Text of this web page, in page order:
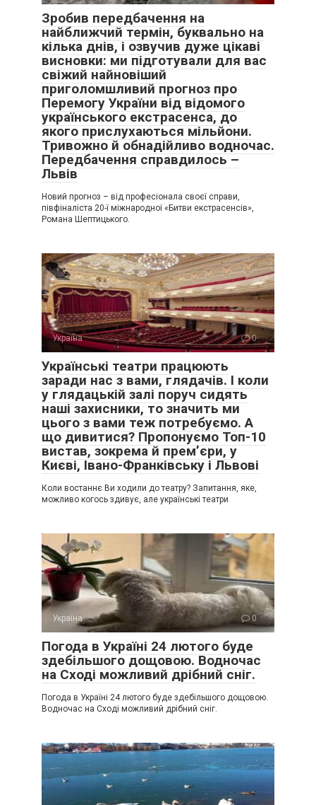
Зробив передбачення на
найближчий термін, буквально на
кілька днів, і озвучив дуже цікаві
висновки: ми підготували для вас
свіжий найновіший
приголомшливий прогноз про
Перемогу України від відомого
українського екстрасенса, до
якого прислухаються мільйони.
Тривожно й обнадійливо водночас.
Передбачення справдилось –
Львів
Новий прогноз – від професіонала своєї справи,
півфіналіста 20-ї міжнародної «Битви екстрасенсів»,
Романа Шептицького.
Україна 0
Українські театри працюють
заради нас з вами, глядачів. І коли
у глядацькій залі поруч сидять
наші захисники, то значить ми
цього з вами теж потребуємо. А
що дивитися? Пропонуємо Топ-10
вистав, зокрема й прем’єри, у
Києві, Івано-Франківську і Львові
Коли востаннє Ви ходили до театру? Запитання, яке,
можливо когось здивує, але українські театри
Україна 0
Погода в Україні 24 лютого буде
здебільшого дощовою. Водночас
на Сході можливий дрібний сніг.
Погода в Україні 24 лютого буде здебільшого дощовою.
Водночас на Сході можливий дрібний сніг.